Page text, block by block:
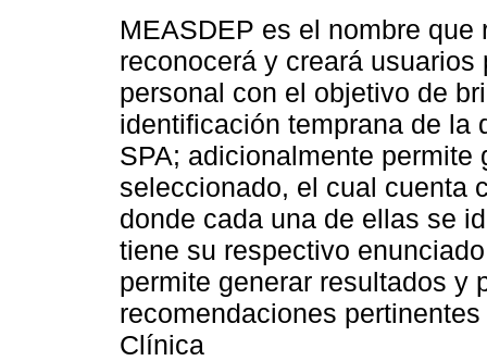
MEASDEP es el nombre
reconocerá y creará
personal con el objetivo de
identificación temprana de la
SPA; adicionalmente
seleccionado, el cual cuenta
donde cada una de ellas se
tiene su respectivo
permite generar resultados y
recomendaciones
Clínica